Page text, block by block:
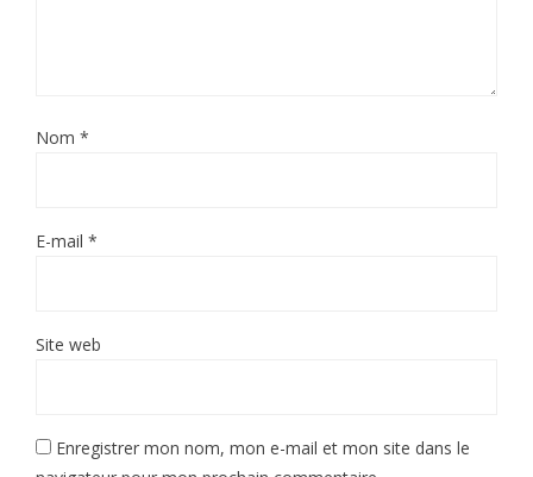
Nom *
E-mail *
Site web
Enregistrer mon nom, mon e-mail et mon site dans le